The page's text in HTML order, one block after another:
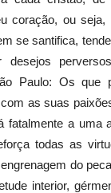
coração, ou seja,
se santifica,
desejos
Paulo: Os que
as suas
fatalmente a uma
todas as
do
interior,